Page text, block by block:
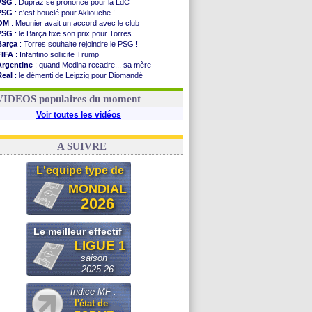
: Dupraz se prononce pour la LdC
: c'est bouclé pour Akliouche !
: Meunier avait un accord avec le club
: le Barça fixe son prix pour Torres
: Torres souhaite rejoindre le PSG !
: Infantino sollicite Trump
: quand Medina recadre... sa mère
: le démenti de Leipzig pour Diomandé
: le conseiller d'Infantino démissionne !
populaires du moment
Voir toutes les vidéos
A SUIVRE
L'equipe type de
MONDIAL
2026
Le meilleur effectif
LIGUE 1
saison
2025-26
Indice MF :
l'état de